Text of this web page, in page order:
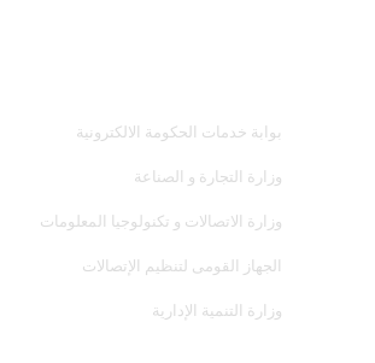
بوابة خدمات الحكومة الالكترونية
وزارة التجارة و الصناعة
وزارة الاتصالات و تكنولوجيا المعلومات
الجهاز القومى لتنظيم الإتصالات
وزارة التنمية الإدارية